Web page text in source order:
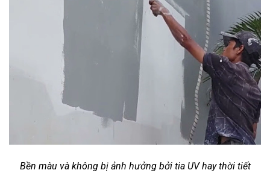
Bền màu và không bị ảnh hưởng bởi tia UV hay thời tiết